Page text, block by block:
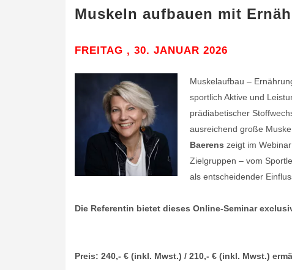
Muskeln aufbauen mit
FREITAG , 30. JANUAR 2026
Muskelaufbau –
sportlich Aktive und
prädiabetischer
ausreichend große
Baerens zeigt im
Zielgruppen – vom
als entscheidender
Die Referentin bietet dieses Online-Seminar
Preis: 240,- € (inkl. Mwst.) / 210,- € (inkl. Mwst.)